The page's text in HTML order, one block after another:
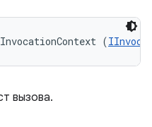
(
вызова.